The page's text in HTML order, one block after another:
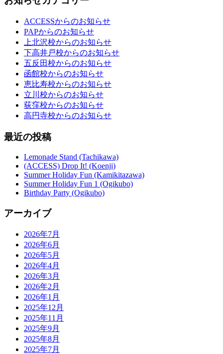
ACCESSからのお知らせ
PAPからのお知らせ
上北沢校からのお知らせ
下高井戸校からのお知らせ
五反田校からのお知らせ
函館校からのお知らせ
恵比寿校からのお知らせ
立川校からのお知らせ
荻窪校からのお知らせ
高円寺校からのお知らせ
最近の投稿
Lemonade Stand (Tachikawa)
(ACCESS) Drop It! (Koenji)
Summer Holiday Fun (Kamikitazawa)
Summer Holiday Fun 1 (Ogikubo)
Birthday Party (Ogikubo)
アーカイブ
2026年7月
2026年6月
2026年5月
2026年4月
2026年3月
2026年2月
2026年1月
2025年12月
2025年11月
2025年9月
2025年8月
2025年7月